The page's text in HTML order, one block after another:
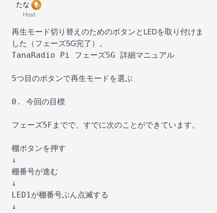
たな
Host
再生モード切り替えのためのボタンとLEDを取り付けま
した（フェーズ5G完了）。
TanaRadio Pi フェーズ5G 詳細マニュアル
5つ目のボタンで再生モードを選ぶ
0. 今回の目標
フェーズ5Fまでで、すでに次のことができています。
棚ボタンを押す
↓
棚番号が進む
↓
LED1が棚番号ぶん点滅する
↓